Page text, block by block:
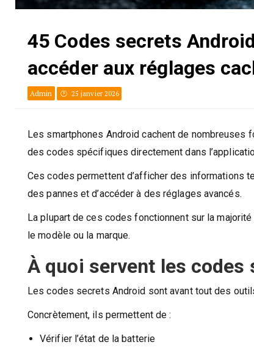
45 Codes secrets
accéder aux réglages
Admin 25 janvier 2026
Les smartphones Android cachent de nombreuses
des codes spécifiques directement dans
Ces codes permettent d’afficher des informations
des pannes et d’accéder à des réglages avancés.
La plupart de ces codes fonctionnent sur la
le modèle ou la marque.
À quoi servent les codes
Les codes secrets Android sont avant tout des
Concrètement, ils permettent de :
Vérifier l’état de la batterie